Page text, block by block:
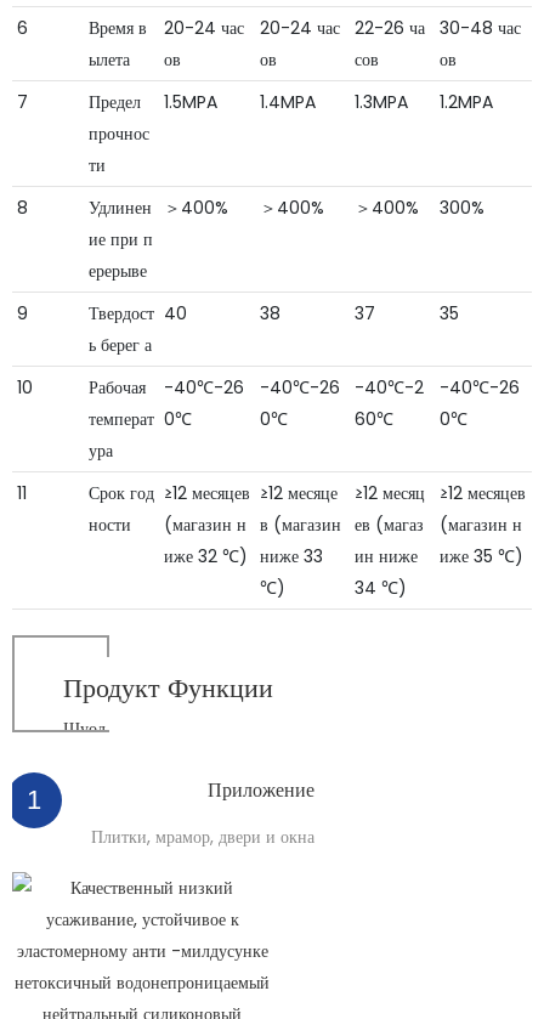
6
Время в
ылета
20-24 час
ов
20-24 час
ов
22-26 ча
сов
30-48 час
ов
7
Предел
прочнос
ти
1.5MPA 1.4MPA 1.3MPA 1.2MPA
8
Удлинен
ие при п
ерерыве
＞400% ＞400% ＞400% 300%
9
Твердост
ь берег а
40 38 37 35
10
Рабочая
температ
ура
-40℃-26
0℃
-40℃-26
0℃
-40℃-2
60℃
-40℃-26
0℃
11
Срок год
ности
≥12 месяцев
(магазин н
иже 32 ℃)
≥12 месяце
в (магазин
ниже 33
℃)
≥12 месяц
ев (магаз
ин ниже
34 ℃)
≥12 месяцев
(магазин н
иже 35 ℃)
Продукт Функции
Шуод
1 Приложение
Плитки, мрамор, двери и окна